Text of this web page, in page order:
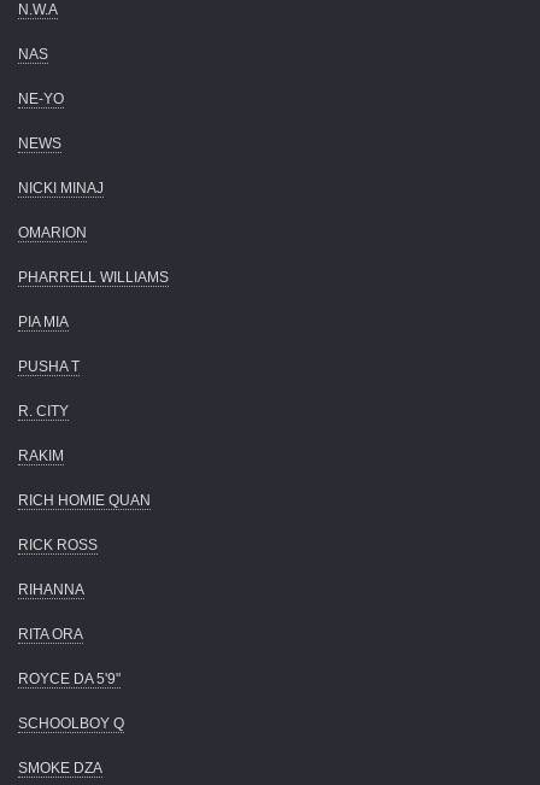
N.W.A
NAS
NE-YO
NEWS
NICKI MINAJ
OMARION
PHARRELL WILLIAMS
PIA MIA
PUSHA T
R. CITY
RAKIM
RICH HOMIE QUAN
RICK ROSS
RIHANNA
RITA ORA
ROYCE DA 5'9"
SCHOOLBOY Q
SMOKE DZA